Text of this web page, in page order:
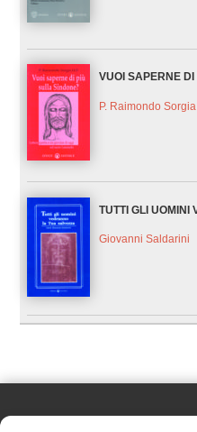
VUOI SAPERNE
P. Raimondo Sorgia
TUTTI GLI UOMINI
Giovanni Saldarini